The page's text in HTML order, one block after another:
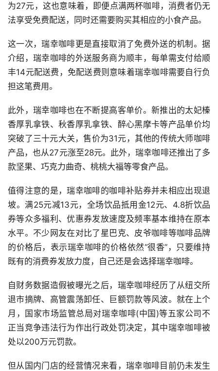
为27元，这也意味着，即便点满两杯咖啡，消费者仍无
法享受免费配送，同时还需要购买其相应的小食产品。
这一次，瑞幸咖啡更是直接取消了免费外送的机制。据
介绍，瑞幸咖啡的外送服务商为顺丰，每单需支付给顺
丰14元配送费，免配送费则意味着瑞幸咖啡需要自行负
担这笔费用。
此外，瑞幸咖啡也在不断提高客单价。新推出的太妃榛
香厚乳拿铁、秋香厚乳拿铁、醉心黑摩卡等产品单价均
突破了三十元大关，售价为31元，其他的传统大师咖啡
产品，也从27元涨至28元。此外，瑞幸咖啡还推出了多
款坚果、巧克力曲奇、桃桃大福等零食产品。
值得注意的是，瑞幸咖啡的咖啡补贴券并未相应出现退
坡。满25元减13元，全场饮品抵用金12元、4.8折饮品
券等众多福利、优惠券发放速度及频率基本维持在原本
水平。不少网友在对比了星巴克、皮爷咖啡等咖啡品牌
的价格后，表示瑞幸咖啡的价格依然“很香”，只要维持
既有的消费券发放力度，自己还是会选择瑞幸咖啡。
自财务数据造假被曝光之后，瑞幸咖啡经历了从纽交所
退市摘牌、高管震荡卸任、巨额罚款等风波。就在上个
月，国家市场监管总局对瑞幸咖啡(中国)等五家公司不
正当竞争违法行为作出行政处罚决定，其中瑞幸咖啡被
处以200万元罚款。
但从国内门店的经营情况来看，瑞幸咖啡目前仍未发生